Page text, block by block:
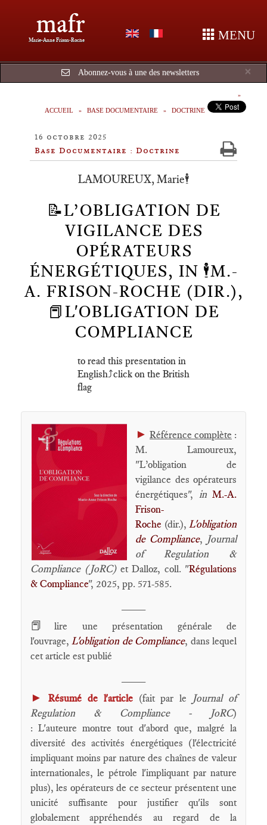
mafr
Marie-Anne Frison-Roche MENU
×
Abonnez-vous à une des newsletters
ACCUEIL BASE DOCUMENTAIRE DOCTRINE
16 octobre 2025
Base Documentaire : Doctrine
LAMOUREUX, Marie🕴️
📝L’OBLIGATION DE
VIGILANCE DES
OPÉRATEURS
ÉNERGÉTIQUES, IN 🕴️M.-
A. FRISON-ROCHE (DIR.),
📕L'OBLIGATION DE
COMPLIANCE
to read this presentation in
English⤴️click on the British
flag
► Référence complète :
M. Lamoureux,
"L’obligation de
vigilance des opérateurs
énergétiques", in M.-A.
Frison-
Roche (dir.), L'obligation
de Compliance, Journal
of Regulation &
Compliance (JoRC)et Dalloz, coll. "Régulations
& Compliance", 2025, pp. 571-585.
📕lire une présentation générale de
l'ouvrage,L'obligation de Compliance, dans lequel
cet article est publié
► Résumé de l'article(fait par le Journal of
Regulation & Compliance - JoRC)
: L'auteure montre tout d'abord que, malgré la
diversité des activités énergétiques (l'électricité
impliquant moins par nature des chaînes de valeur
internationales, le pétrole l'impliquant par nature
plus), les opérateurs de ce secteur présentent une
unicité suffisante pour justifier qu'ils sont
globalement appréhendés au regard de la